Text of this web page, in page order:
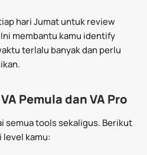
hari Jumat untuk review
membantu kamu identify
terlalu banyak dan perlu
Pemula dan VA Pro
semua tools sekaligus. Berikut
level kamu: